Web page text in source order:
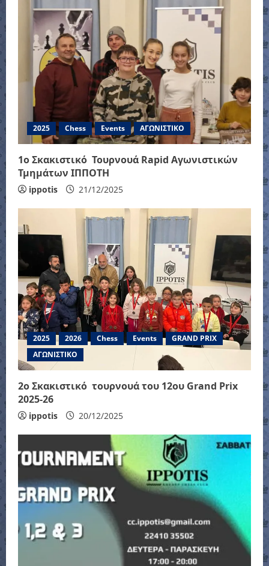
g
i
o
n
2025 Chess Events ΑΓΩΝΙΣΤΙΚΟ
1ο Σκακιστικό Τουρνουά Rapid Αγωνιστικών
Τμημάτων ΙΠΠΟΤΗ
ippotis 21/12/2025
2025 2026 Chess Events
GRAND PRIX
ΑΓΩΝΙΣΤΙΚΟ
2ο Σκακιστικό τουρνουά του 12ου Grand Prix
2025-26
ippotis 20/12/2025